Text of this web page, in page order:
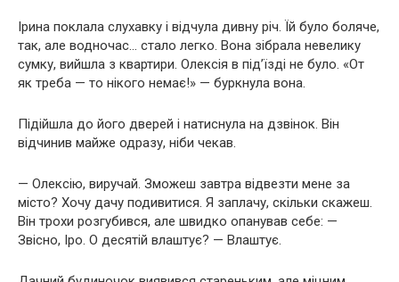
Ірина поклала слухавку і відчула дивну річ. Їй було боляче,
так, але водночас… стало легко. Вона зібрала невелику
сумку, вийшла з квартири. Олексія в під’їзді не було. «От
як треба — то нікого немає!» — буркнула вона.
Підійшла до його дверей і натиснула на дзвінок. Він
відчинив майже одразу, ніби чекав.
— Олексію, виручай. Зможеш завтра відвезти мене за
місто? Хочу дачу подивитися. Я заплачу, скільки скажеш.
Він трохи розгубився, але швидко опанував себе: —
Звісно, Іро. О десятій влаштує? — Влаштує.